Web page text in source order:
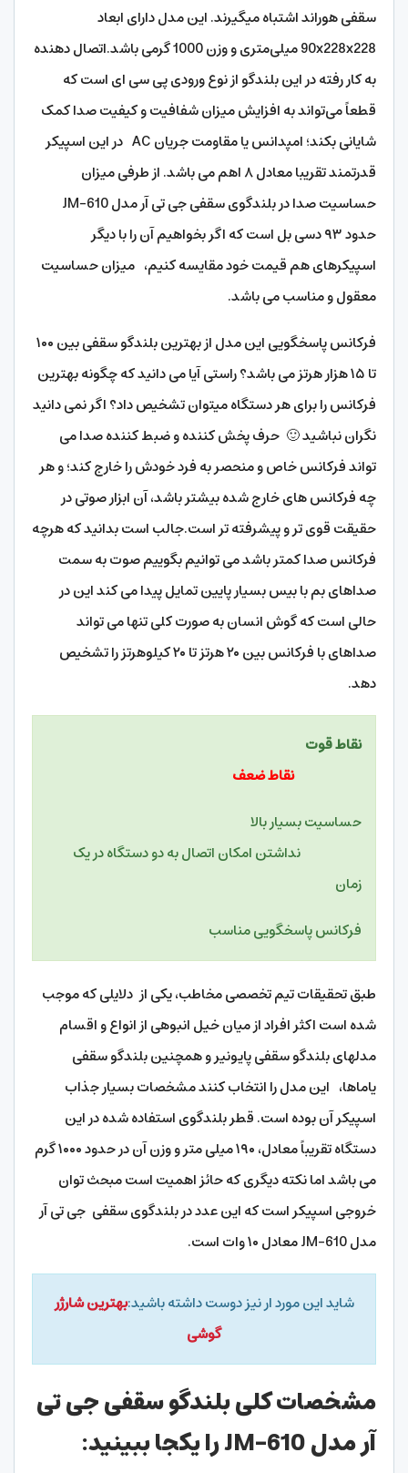
سقفی هوراند اشتباه میگیرند. این مدل دارای ابعاد
90x228x228 میلی‌متری و وزن 1000 گرمی باشد.اتصال دهنده
به کار رفته در این بلندگو از نوع ورودی پی سی ای است که
قطعاً می‌تواند به افزایش میزان شفافیت و کیفیت صدا کمک
شایانی بکند؛ امپدانس یا مقاومت جریان AC در این اسپیکر
قدرتمند تقریبا معادل ۸ اهم می باشد. از طرفی میزان
حساسیت صدا در بلندگوی سقفی جی تی آر مدل JM-610
حدود ۹۳ دسی بل است که اگر بخواهیم آن را با دیگر
اسپیکرهای هم قیمت خود مقایسه کنیم، میزان حساسیت
معقول و مناسب می باشد.
فرکانس پاسخگویی این مدل از بهترین بلندگو سقفی بین ۱۰۰
تا ۱۵ هزار هرتز می باشد؟ راستی آیا می دانید که چگونه بهترین
فرکانس را برای هر دستگاه میتوان تشخیص داد؟ اگر نمی دانید
نگران نباشید 🙂 حرف پخش کننده و ضبط کننده صدا می
تواند فرکانس خاص و منحصر به فرد خودش را خارج کند؛ و هر
چه فرکانس های خارج شده بیشتر باشد، آن ابزار صوتی در
حقیقت قوی تر و پیشرفته تر است.جالب است بدانید که هرچه
فرکانس صدا کمتر باشد می توانیم بگوییم صوت به سمت
صداهای بم با بیس بسیار پایین تمایل پیدا می کند این در
حالی است که گوش انسان به صورت کلی تنها می تواند
صداهای با فرکانس بین ۲۰ هرتز تا ۲۰ کیلوهرتز را تشخیص
دهد.
نقاط قوت
نقاط ضعف
حساسیت بسیار بالا
نداشتن امکان اتصال به دو دستگاه در یک
زمان
فرکانس پاسخگویی مناسب
طبق تحقیقات تیم تخصصی مخاطب، یکی از دلایلی که موجب
شده است اکثر افراد از میان خیل انبوهی از انواع و اقسام
مدلهای بلندگو سقفی پایونیر و همچنین بلندگو سقفی
یاماها، این مدل را انتخاب کنند مشخصات بسیار جذاب
اسپیکر آن بوده است. قطر بلندگوی استفاده شده در این
دستگاه تقریباً معادل، ۱۹۰ میلی متر و وزن آن در حدود ۱۰۰۰ گرم
می باشد اما نکته دیگری که حائز اهمیت است مبحث توان
خروجی اسپیکر است که این عدد در بلندگوی سقفی جی تی آر
مدل JM-610 معادل ۱۰ وات است.
شاید این مورد ار نیز دوست داشته باشید:بهترین شارژر
گوشی
مشخصات کلی بلندگو سقفی جی تی
آر مدل JM-610 را یکجا ببینید: